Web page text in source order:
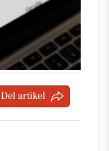
Del artikel